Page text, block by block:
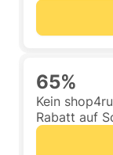
65%
Kein
Rabatt auf